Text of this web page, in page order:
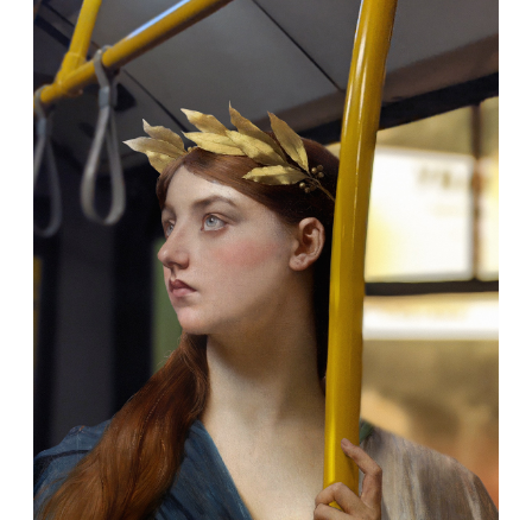
Запит на придбання роботи
ЦСМ М17 сприяє продажу робіт і допоможе
отримати необхідну інформацію.